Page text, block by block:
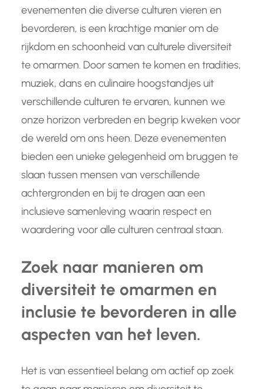
evenementen die diverse culturen vieren en
bevorderen, is een krachtige manier om de
rijkdom en schoonheid van culturele diversiteit
te omarmen. Door samen te komen en tradities,
muziek, dans en culinaire hoogstandjes uit
verschillende culturen te ervaren, kunnen we
onze horizon verbreden en begrip kweken voor
de wereld om ons heen. Deze evenementen
bieden een unieke gelegenheid om bruggen te
slaan tussen mensen van verschillende
achtergronden en bij te dragen aan een
inclusieve samenleving waarin respect en
waardering voor alle culturen centraal staan.
Zoek naar manieren om
diversiteit te omarmen en
inclusie te bevorderen in alle
aspecten van het leven.
Het is van essentieel belang om actief op zoek